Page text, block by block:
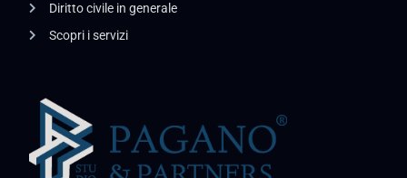
Diritto civile in generale
Scopri i servizi